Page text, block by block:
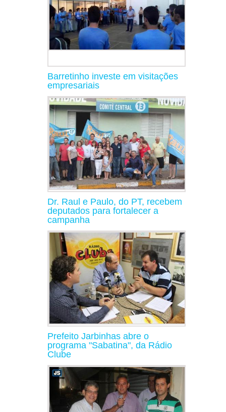
Barretinho investe em visitações
empresariais
Dr. Raul e Paulo, do PT, recebem
deputados para fortalecer a
campanha
Prefeito Jarbinhas abre o
programa "Sabatina", da Rádio
Clube